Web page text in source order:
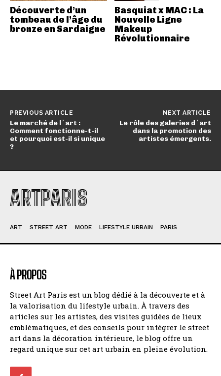
Découverte d’un
tombeau de l’âge du
bronze en Sardaigne
Basquiat x MAC : La
Nouvelle Ligne
Makeup
Révolutionnaire
PREVIOUS ARTICLE
Le marché de lʼart :
Comment fonctionne-t-il
et pourquoi est-il si unique
?
NEXT ARTICLE
Le rôle des galeries dʼart
dans la promotion des
artistes émergents.
ARTPARIS
ART STREET ART MODE LIFESTYLE URBAIN PARIS
À PROPOS
Street Art Paris est un blog dédié à la découverte et à
la valorisation du lifestyle urbain. À travers des
articles sur les artistes, des visites guidées de lieux
emblématiques, et des conseils pour intégrer le street
art dans la décoration intérieure, le blog offre un
regard unique sur cet art urbain en pleine évolution.